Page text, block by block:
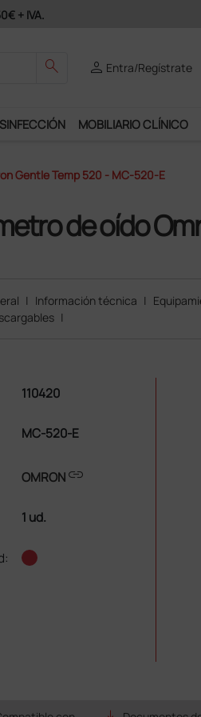
search person Entra/Regístrate
MOBILIARIO CLÍNICO
Gentle Temp 520 - MC-520-E
de oído
| Información técnica |
|
110420
MC-520-E
OMRONlink
1 ud.